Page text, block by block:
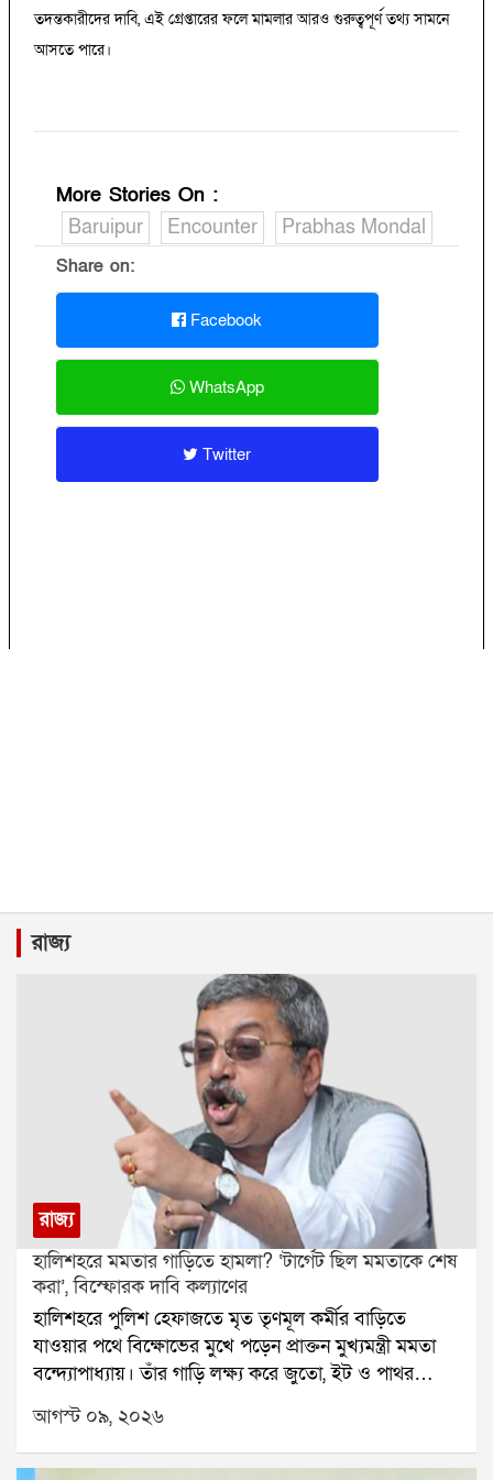
তদন্তকারীদের দাবি, এই গ্রেপ্তারের ফলে মামলার আরও গুরুত্বপূর্ণ তথ্য সামনে
আসতে পারে।
More Stories On :
Baruipur
Encounter Prabhas Mondal
Share on:
Facebook
WhatsApp
Twitter
রাজ্য
রাজ্য
হালিশহরে মমতার গাড়িতে হামলা? ‘টার্গেট ছিল মমতাকে শেষ
করা’, বিস্ফোরক দাবি কল্যাণের
হালিশহরে পুলিশ হেফাজতে মৃত তৃণমূল কর্মীর বাড়িতে
যাওয়ার পথে বিক্ষোভের মুখে পড়েন প্রাক্তন মুখ্যমন্ত্রী মমতা
বন্দ্যোপাধ্যায়। তাঁর গাড়ি লক্ষ্য করে জুতো, ইট ও পাথর
ছোড়ার অভিযোগ উঠেছে। ঘটনাকে কেন্দ্র করে রাজনৈতিক
উত্তেজনা ছড়িয়েছে এলাকায়।মমতার সঙ্গে এদিন ছিলেন
তৃণমূলের সাংসদ দোলা সেন এবং কল্যাণ বন্দ্যোপাধ্যায়।
আগস্ট ০৯, ২০২৬